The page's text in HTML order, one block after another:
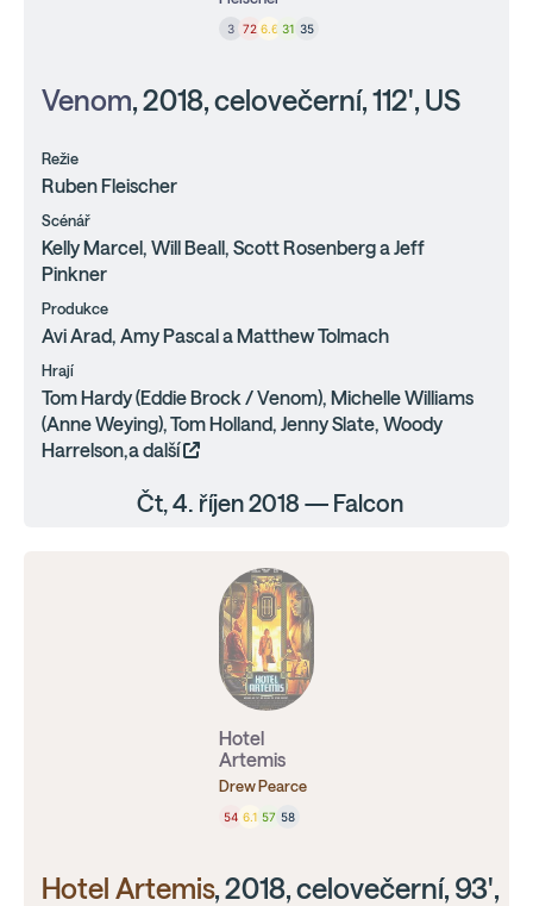
3 72 6.6 31 35
Venom, 2018, celovečerní, 112', US
Režie
Ruben Fleischer
Scénář
Kelly Marcel, Will Beall, Scott Rosenberg a Jeff
Pinkner
Produkce
Avi Arad, Amy Pascal a Matthew Tolmach
Hrají
Tom Hardy (Eddie Brock / Venom), Michelle Williams
(Anne Weying), Tom Holland, Jenny Slate, Woody
Harrelson,a další
Čt, 4. říjen 2018 — Falcon
Hotel
Artemis
Drew Pearce
54 6.1 57 58
Hotel Artemis, 2018, celovečerní, 93',